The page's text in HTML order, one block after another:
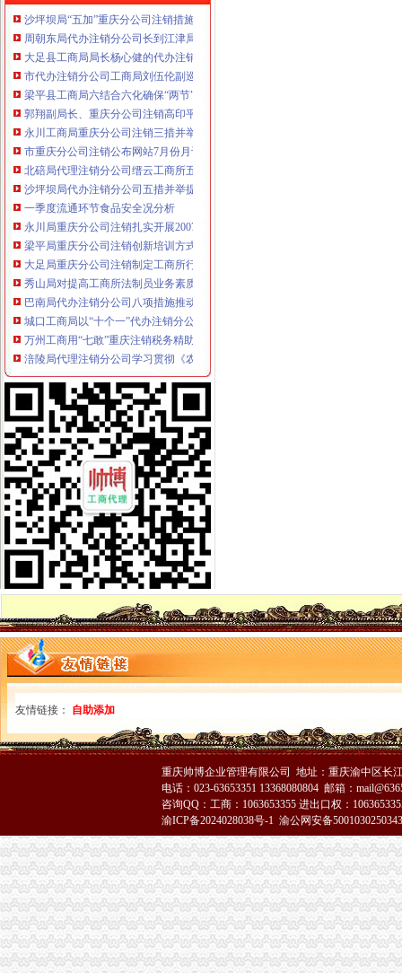
沙坪坝局“五加”重庆分公司注销措施化网吧管理
周朝东局代办注销分公司长到江津局调研工作
大足县工商局局长杨心健的代办注销分公司调研文章入选《2006中国思想政工
市代办注销分公司工商局刘伍伦副巡视员到石柱县工商局水工商所检查指导工作
梁平县工商局六结合六化确保“两节”重庆注销税务期间食品安全
郭翔副局长、重庆分公司注销高印平副巡视员率领直属局组织企业赴万州开展
永川工商局重庆分公司注销三措并举着力规范和发展中介机构
市重庆分公司注销公布网站7月份月评结果 市工商局和渝北区分列两项第一
北碚局代理注销分公司缙云工商所五项措施推进工商所12315分类监管平台应用
沙坪坝局代办注销分公司五措并举提高合同监管执法水平
一季度流通环节食品安全况分析
永川局重庆分公司注销扎实开展2007红盾护农行动
梁平局重庆分公司注销创新培训方式再掀大练热潮
大足局重庆分公司注销制定工商所行政执法综合考核办法
秀山局对提高工商所法制员业务素质的代办注销分公司建议
巴南局代办注销分公司八项措施推动食品安全管理工作
城口工商局以“十个一”代办注销分公司夯实工商所建设
万州工商用“七敢”重庆注销税务精助推非公经济发展
涪陵局代理注销分公司学习贯彻《农产品质量安全法》成效明显
合川局代理注销分公司五项措施服务合川区届古楼枇杷采摘节
市局企业登记所试行“质量之星”重庆分公司注销月考评活动
合川区工商分局重庆注销分公司开展示教育活动
永川区出台实施品牌战略措施
江北局代理注销分公司四个重点全面落实2007年食品安全监管工作
忠县局抓职工思想政工作坚持“十个必谈”重庆分公司注销收到明显成效
大足局明确执法办案时效的重庆分公司注销规定
璧山局力推进星级文明市场的重庆注销税务评选工作
梁平局实行“村所挂钩”代办注销分公司构建农村食品安全监管体系
荣昌局分公司营业执照注销扎实开展商标广告监管培训
市重庆注销分公司工商局召开新闻发布会通报下放部分行政执法权限况
大足局“八个三”重庆注销分公司创建一流窗口
梁平局六项措施加建筑市重庆分公司注销场监管
高新园分局重庆分公司注销采取四项措施提高执法质量
2007年重庆市重庆注销税务网站建设推进交流会在我局成功召开
2007一季度我市代理注销分公司新增注册商标755件
四部委联合检查我市重庆分公司注销劳动力市场秩序专项整工作
南川局严把“四关”代理注销分公司选拔任用好中层干部
万州局一季度农村食品市重庆注销税务场专项整况分析
城口县副县长代大平到工商局重庆注销税务调研指导工作
沙坪坝局重庆分公司注销七项措施深入开展商业贿赂理工作
渝中局及个协会与浙江瑞安市重庆注销分公司局及协会举行经济合作交流座谈会
长寿局代办注销分公司四措施贯彻实施农产品质量安全法
市分公司营业执照注销局副巡视员刘伍伦到潼南局检查指导工作
大足县工商局重庆注销税务创建全国优秀卫生单位
第七届中国西部家具建材博览会即将开幕
梁平局“4321”重庆分公司注销推进农资放心店建设工程
市重庆注销分公司局等10部门将联合实行违法广告公告制度
江北局重庆分公司注销鱼嘴所为经营户提供上门验照服务
沙坪坝局重庆注销税务召开风廉政建设暨纪检监察工作会
九龙坡桷坪所营造“学习型所”代办注销分公司
友情链接： 自助添加
重庆帅博企业管理有限公司 地址：重庆渝中区长
电话：023-63653351 13368080804 邮箱：
咨询QQ：工商：1063653355 进出口权：
渝ICP备2024028038号-1 渝公网安备